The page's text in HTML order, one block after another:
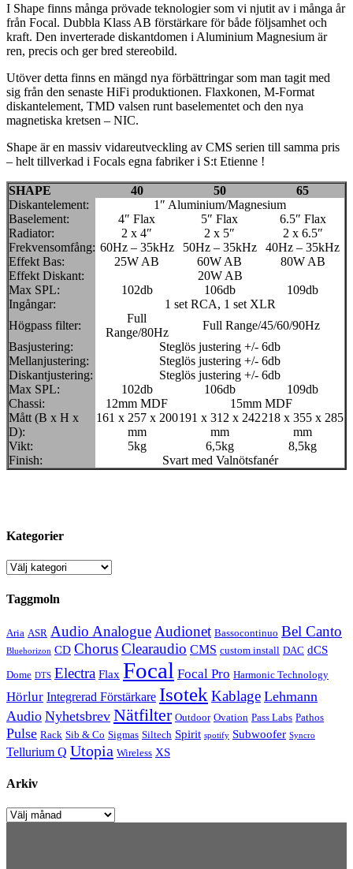
I Shape finns många prövade teknologier som vi njutit av i många år
från Focal. Dubbla Klass AB förstärkare för både följsamhet och
kraft. Den inverterade diskantdomen i Aluminium Magnesium är
ren, precis och ger bred stereobild.
Utöver detta finns en mängd nya förbättringar som man tagit med
sig från den senaste HiFi produktionen. Flaxkonen, M-Format
diskantelement, TMD valsen runt baselementet och den nya
magnetiska kretsen – NIC.
Shape är en massiv vidareutveckling av CMS serien till samma pris
– helt tillverkad i Focals egna fabriker i S:t Etienne !
SHAPE 40 50
65
Diskantelement:
1″ Aluminium/Magnesium
Baselement:
4″ Flax 5″ Flax
6.5″ Flax
Radiator:
2 x 4″ 2 x 5″
2 x 6.5″
Frekvensomfång: 60Hz – 35kHz 50Hz – 35kHz
40Hz – 35kHz
Effekt Bas:
25W AB 60W AB
80W AB
Effekt Diskant:
20W AB
Max SPL:
102db 106db
109db
Ingångar:
1 set RCA, 1 set XLR
Högpass filter:
Full
Range/80Hz
Full Range/45/60/90Hz
Basjustering:
Steglös justering +/- 6db
Mellanjustering:
Steglös justering +/- 6db
Diskantjustering:
Steglös justering +/- 6db
Max SPL:
102db 106db
109db
Chassi:
12mm MDF
15mm MDF
Mått (B x H x
D):
161 x 257 x 200
mm
191 x 312 x 242
mm
218 x 355 x 285
mm
Vikt:
5kg 6,5kg
8,5kg
Finish:
Svart med Valnötsfanér
Kategorier
Kategorier
Taggmoln
Aria ASR Audio Analogue Audionet Bassocontinuo Bel Canto
Bluehorizon CD ChorusClearaudio CMS custom install DAC dCS
Dome DTS Electra Flax Focal Focal Pro Harmonic Technology
Hörlur Integrerad Förstärkare Isotek Kablage Lehmann
Audio Nyhetsbrev Nätfilter Outdoor Ovation Pass Labs Pathos
Pulse Rack Sib & Co Sigmas Siltech Spirit spotify Subwoofer Syncro
Tellurium Q Utopia Wireless XS
Arkiv
Arkiv